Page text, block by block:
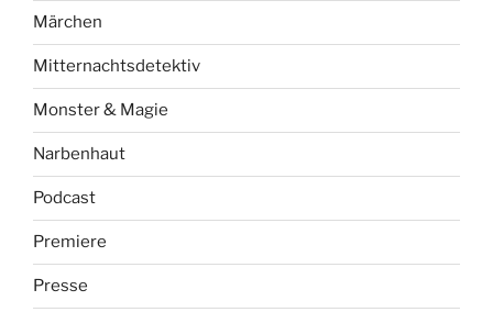
Märchen
Mitternachtsdetektiv
Monster & Magie
Narbenhaut
Podcast
Premiere
Presse